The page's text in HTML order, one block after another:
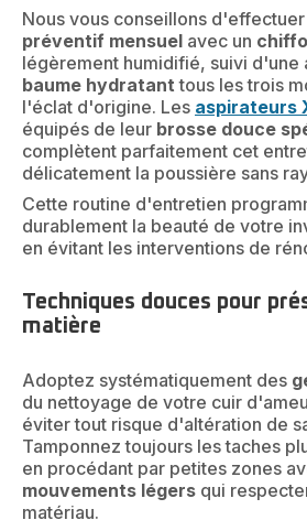
Nous vous conseillons d'effectuer
préventif mensuel avec un
légèrement humidifié, suivi d'une
baume hydratant tous les trois
l'éclat d'origine. Les aspirateurs
équipés de leur brosse douce
complètent parfaitement cet
délicatement la poussière sans
Cette routine d'entretien
durablement la beauté de votre
en évitant les interventions de
Techniques douces pour
matière
Adoptez systématiquement des
du nettoyage de votre cuir
éviter tout risque d'altération de
Tamponnez toujours les taches
en procédant par petites zones
mouvements légers qui
matériau.